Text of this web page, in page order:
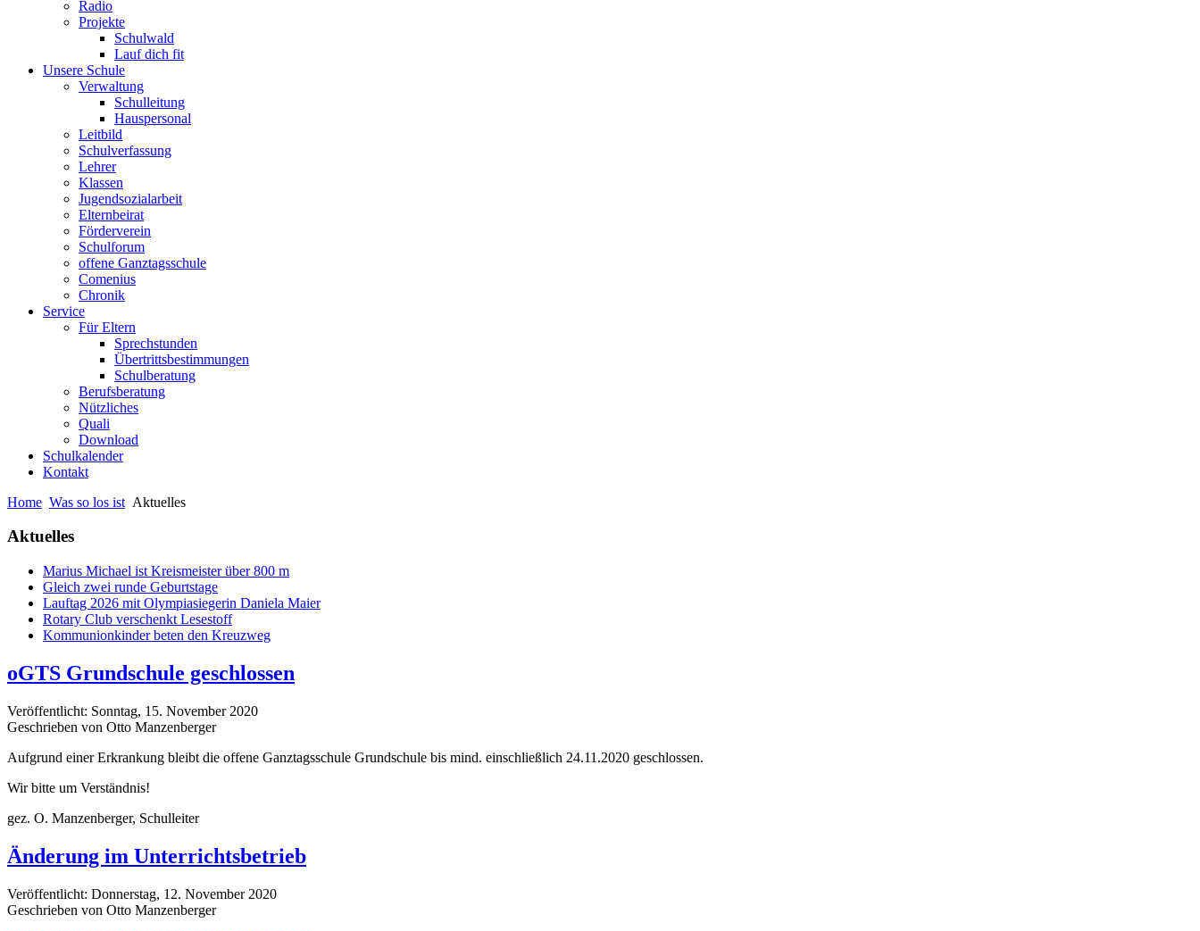
Radio
Projekte
Schulwald
Lauf dich fit
Unsere Schule
Verwaltung
Schulleitung
Hauspersonal
Leitbild
Schulverfassung
Lehrer
Klassen
Jugendsozialarbeit
Elternbeirat
Förderverein
Schulforum
offene Ganztagsschule
Comenius
Chronik
Service
Für Eltern
Sprechstunden
Übertrittsbestimmungen
Schulberatung
Berufsberatung
Nützliches
Quali
Download
Schulkalender
Kontakt
Home Was so los ist Aktuelles
Aktuelles
Marius Michael ist Kreismeister über 800 m
Gleich zwei runde Geburtstage
Lauftag 2026 mit Olympiasiegerin Daniela Maier
Rotary Club verschenkt Lesestoff
Kommunionkinder beten den Kreuzweg
oGTS Grundschule geschlossen
Veröffentlicht: Sonntag, 15. November 2020
Geschrieben von Otto Manzenberger
Aufgrund einer Erkrankung bleibt die offene Ganztagsschule Grundschule bis mind. einschließlich 24.11.2020 geschlossen.
Wir bitte um Verständnis!
gez. O. Manzenberger, Schulleiter
Änderung im Unterrichtsbetrieb
Veröffentlicht: Donnerstag, 12. November 2020
Geschrieben von Otto Manzenberger